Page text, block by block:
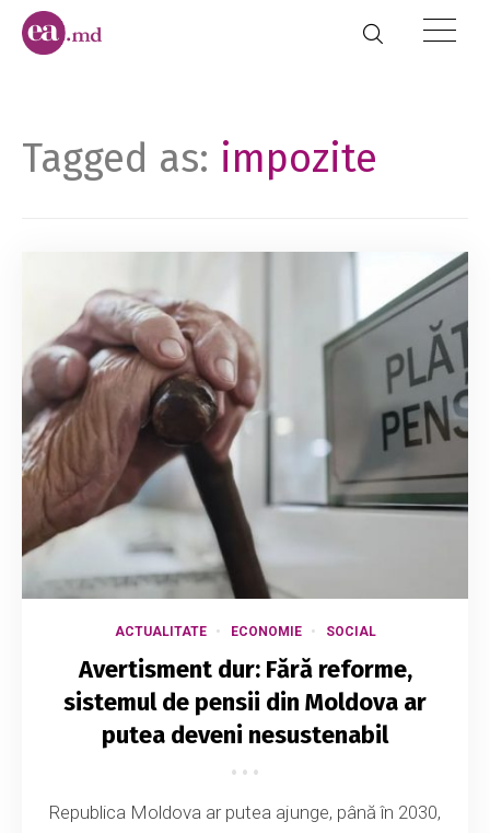
Tagged as: impozite
ACTUALITATE ECONOMIE SOCIAL
Avertisment dur: Fără reforme,
sistemul de pensii din Moldova ar
putea deveni nesustenabil
Republica Moldova ar putea ajunge, până în 2030,